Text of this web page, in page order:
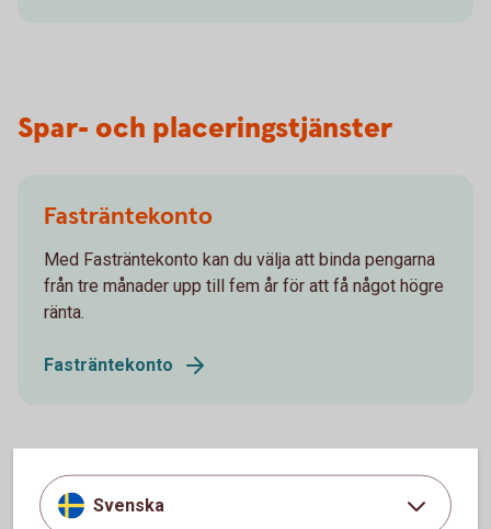
Spar- och placeringstjänster
Fasträntekonto
Med Fasträntekonto kan du välja att binda pengarna
från tre månader upp till fem år för att få något högre
ränta.
Fasträntekonto
Placeringskonto Företag
Svenska